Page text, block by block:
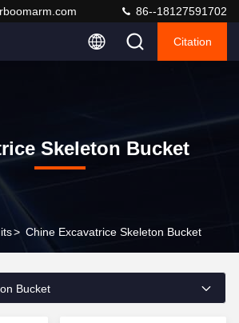
86--18127591702
Citation
Skeleton Bucket
> Chine Excavatrice Skeleton Bucket
Bucket